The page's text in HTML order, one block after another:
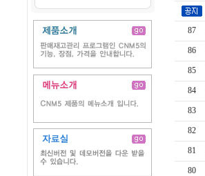
87
86
85
84
83
82
81
80